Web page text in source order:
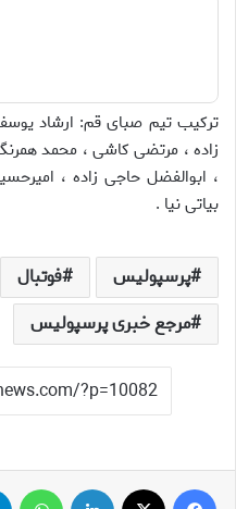
ترکیب تیم صبای قم: ارشاد
زاده ، مرتضی کاشی ، محمد
، ابوالفضل حاجی زاده ،
بیاتی نیا .
پرسپولیس فوتبال
مرجع خبری پرسپولیس
فیس بوک لینکدین